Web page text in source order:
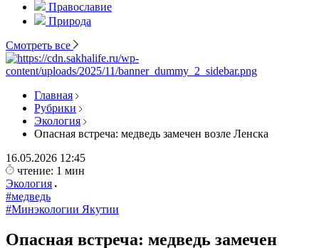
Православие
Природа
Смотреть все
Главная
Рубрики
Экология
Опасная встреча: медведь замечен возле Ленска
16.05.2026 12:45
чтение: 1 мин
Экология
#медведь
#Минэкологии Якутии
Опасная встреча: медведь замечен